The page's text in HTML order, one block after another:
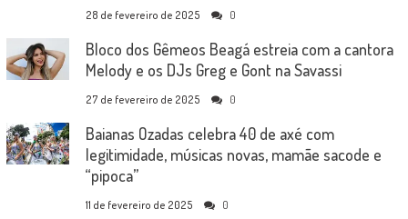
28 de fevereiro de 2025 0
Bloco dos Gêmeos Beagá estreia com a cantora
Melody e os DJs Greg e Gont na Savassi
27 de fevereiro de 2025 0
Baianas Ozadas celebra 40 de axé com
legitimidade, músicas novas, mamãe sacode e
“pipoca”
11 de fevereiro de 2025 0